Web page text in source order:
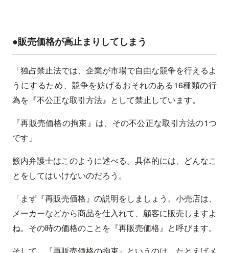
●販売価格が高止まりしてしまう
「独占禁止法では、企業が市場で自由な競争を行えるよ
うにするため、競争を妨げるおそれのある16種類の行
為を『不公正な取引方法』として禁止しています。
『再販売価格の拘束』は、その不公正な取引方法の1つ
です」
籔内弁護士はこのように述べる。具体的には、どんなこ
とをしてはいけないのだろう。
「まず『再販売価格』の説明をしましょう。小売店は、
メーカーなどから商品を仕入れて、顧客に販売しますよ
ね。その時の価格のことを『再販売価格』と呼びます。